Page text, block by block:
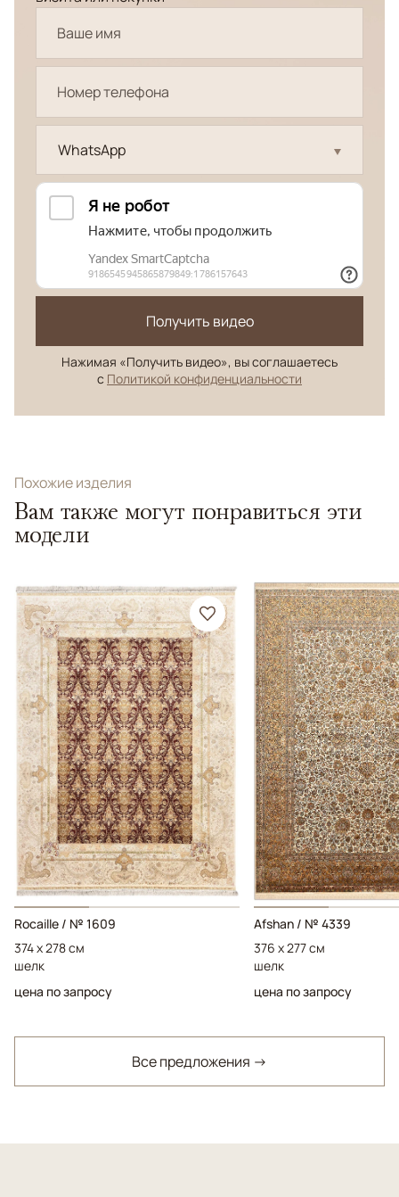
WhatsApp
Получить видео
Нажимая «Получить видео», вы соглашаетесь
с Политикой конфиденциальности
Похожие изделия
Вам также могут понравиться эти
модели
Rocaille / № 1609
374 x 278 см
шелк
цена по запросу
Afshan / № 4339
376 x 277 см
шелк
цена по запросу
Все предложения →